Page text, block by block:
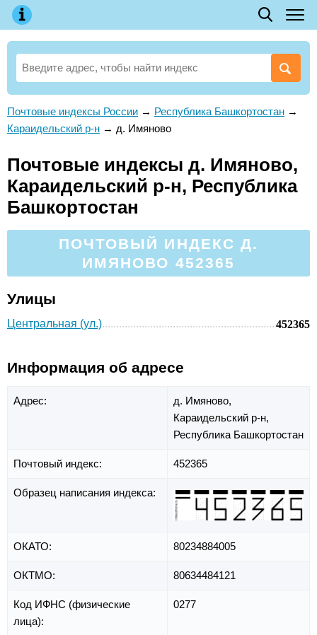
Почтовые индексы России → Республика Башкортостан →
Караидельский р-н → д. Имяново
Почтовые индексы д. Имяново,
Караидельский р-н, Республика
Башкортостан
ПОЧТОВЫЙ ИНДЕКС Д.
ИМЯНОВО 452365
Улицы
Центральная (ул.) 452365
Информация об адресе
Адрес:
д. Имяново,
Караидельский р-н,
Республика Башкортостан
Почтовый индекс: 452365
Образец написания индекса:
ОКАТО: 80234884005
ОКТМО: 80634484121
Код ИФНС (физические
лица):
0277